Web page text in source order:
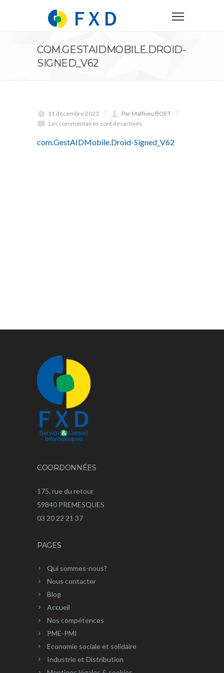
COM.GESTAIDMOBILE.DROID-
SIGNED_V62
11 décembre 2023
Par Mathieu BOET
Les commentaires sont désactivés
com.GestAIDMobile.Droid-Signed_V62
COORDONNÉES
175, rue du retour
59840 PREMESQUES
03 20 22 21 37
PAGES
Qui sommes-nous?
Nous contacter
Blog
Accueil
Nos compétences
PME-PMI
Economie sociale et solidaire
Industrie et Distribution